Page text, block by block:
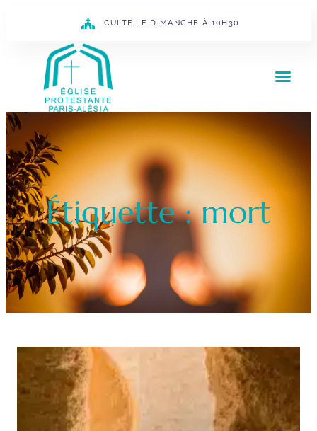
CULTE LE DIMANCHE À 10H30
Étiquette : mort